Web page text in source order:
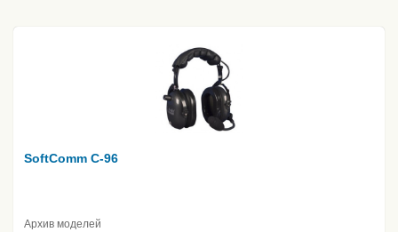
SoftComm C-96
Архив моделей